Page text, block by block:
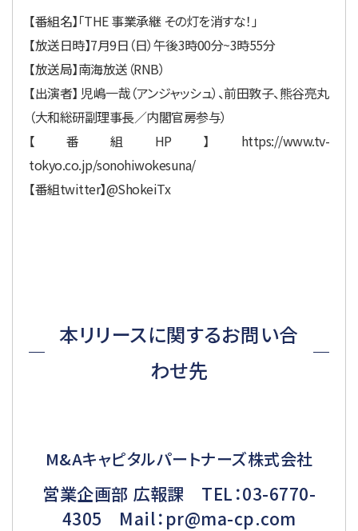
【番組名】「THE 事業承継 その灯を消すな！」
【放送日時】7月9日（日）午後3時00分~3時55分
【放送局】南海放送（RNB）
【出演者】 児嶋一哉（アンジャッシュ）、前田敦子、熊谷亮丸
（大和総研副理事長／内閣官房参与）
【番組HP】https://www.tv-
tokyo.co.jp/sonohiwokesuna/
【番組twitter】@ShokeiTx
本リリースに関するお問い合
わせ先
M&Aキャピタルパートナーズ株式会社
営業企画部 広報課 TEL：03-6770-
4305 Mail：pr@ma-cp.com